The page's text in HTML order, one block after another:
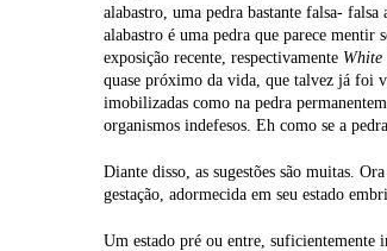
alabastro, uma pedra bastante falsa-
alabastro é uma pedra que parece mentir
exposição recente, respectivamente White
quase próximo da vida, que talvez já foi
imobilizadas como na pedra
organismos indefesos. Eh como se a
Diante disso, as sugestões são muitas.
gestação, adormecida em seu estado
Um estado pré ou entre,